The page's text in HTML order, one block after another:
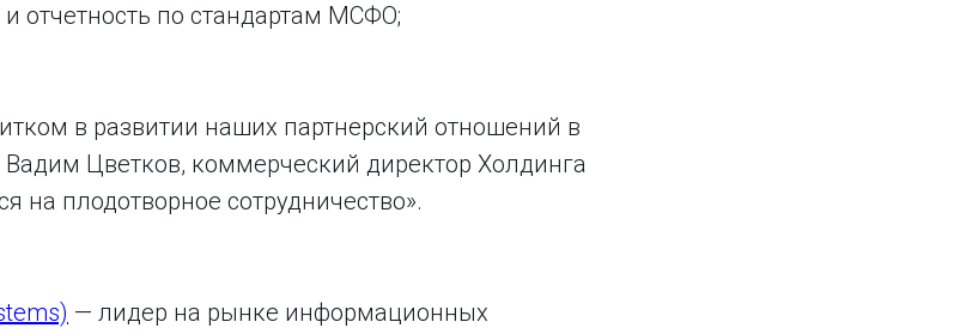
отчетность по стандартам МСФО;
в развитии наших партнерский отношений в
Вадим Цветков, коммерческий директор Холдинга
на плодотворное сотрудничество».
— лидер на рынке информационных